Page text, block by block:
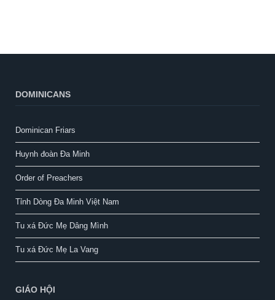
DOMINICANS
Dominican Friars
Huynh đoàn Đa Minh
Order of Preachers
Tỉnh Dòng Đa Minh Việt Nam
Tu xá Đức Mẹ Dâng Mình
Tu xá Đức Mẹ La Vang
GIÁO HỘI